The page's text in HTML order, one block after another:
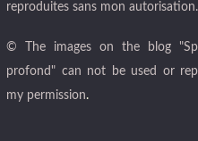
reproduites sans mon autorisation.
© The images on the blog
profond" can not be used or
my permission.